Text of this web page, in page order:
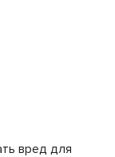
вред для